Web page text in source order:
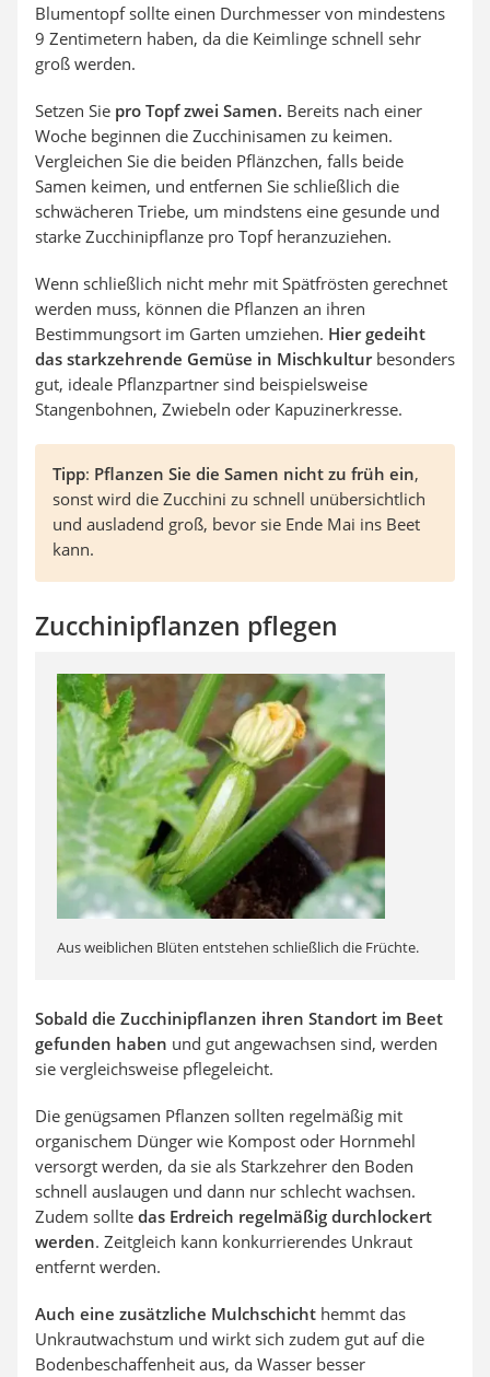
Blumentopf sollte einen Durchmesser von mindestens
9 Zentimetern haben, da die Keimlinge schnell sehr
groß werden.
Setzen Sie pro Topf zwei Samen. Bereits nach einer
Woche beginnen die Zucchinisamen zu keimen.
Vergleichen Sie die beiden Pflänzchen, falls beide
Samen keimen, und entfernen Sie schließlich die
schwächeren Triebe, um mindstens eine gesunde und
starke Zucchinipflanze pro Topf heranzuziehen.
Wenn schließlich nicht mehr mit Spätfrösten gerechnet
werden muss, können die Pflanzen an ihren
Bestimmungsort im Garten umziehen. Hier gedeiht
das starkzehrende Gemüse in Mischkulturbesonders
gut, ideale Pflanzpartner sind beispielsweise
Stangenbohnen, Zwiebeln oder Kapuzinerkresse.
Tipp: Pflanzen Sie die Samen nicht zu früh ein,
sonst wird die Zucchini zu schnell unübersichtlich
und ausladend groß, bevor sie Ende Mai ins Beet
kann.
Zucchinipflanzen pflegen
Aus weiblichen Blüten entstehen schließlich die Früchte.
Sobald die Zucchinipflanzen ihren Standort im Beet
gefunden haben und gut angewachsen sind, werden
sie vergleichsweise pflegeleicht.
Die genügsamen Pflanzen sollten regelmäßig mit
organischem Dünger wie Kompost oder Hornmehl
versorgt werden, da sie als Starkzehrer den Boden
schnell auslaugen und dann nur schlecht wachsen.
Zudem sollte das Erdreich regelmäßig durchlockert
werden. Zeitgleich kann konkurrierendes Unkraut
entfernt werden.
Auch eine zusätzliche Mulchschicht hemmt das
Unkrautwachstum und wirkt sich zudem gut auf die
Bodenbeschaffenheit aus, da Wasser besser